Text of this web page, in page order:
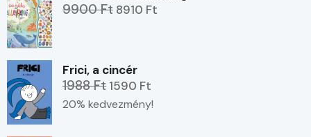
9900 Ft 8910 Ft
Frici, a cincér
1988 Ft 1590 Ft
20% kedvezmény!